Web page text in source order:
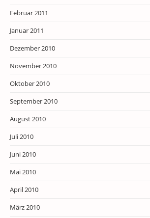
Februar 2011
Januar 2011
Dezember 2010
November 2010
Oktober 2010
September 2010
August 2010
Juli 2010
Juni 2010
Mai 2010
April 2010
März 2010